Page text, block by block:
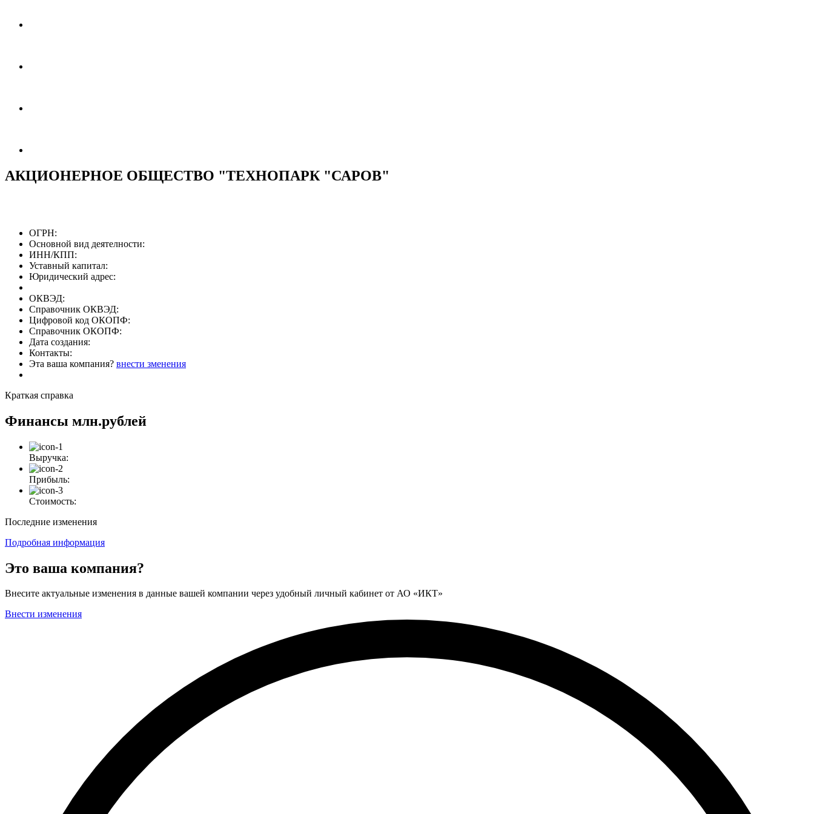
АКЦИОНЕРНОЕ ОБЩЕСТВО "ТЕХНОПАРК "САРОВ"
ОГРН:
Основной вид деятелности:
ИНН/КПП:
Уставный капитал:
Юридический адрес:
ОКВЭД:
Справочник ОКВЭД:
Цифровой код ОКОПФ:
Справочник ОКОПФ:
Дата создания:
Контакты:
Эта ваша компания? внести зменения
Краткая справка
Финансы млн.рублей
Выручка:
Прибыль:
Стоимость:
Последние изменения
Подробная информация
Это ваша компания?
Внесите актуальные изменения в данные вашей компании через удобный личный кабинет от АО «ИКТ»
Внести изменения